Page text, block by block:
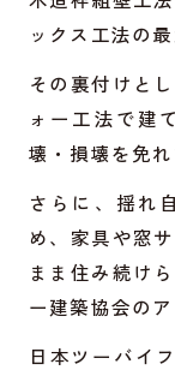
ックス工法の
その裏付けと
ォー工法で建
壊・損壊を免れ
さらに、揺れ
め、家具や窓
まま住み続け
ー建築協会の
日本ツーバイ